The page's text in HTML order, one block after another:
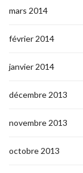
mars 2014
février 2014
janvier 2014
décembre 2013
novembre 2013
octobre 2013